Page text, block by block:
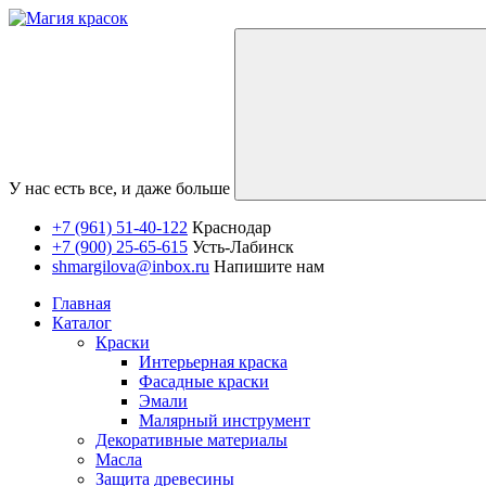
У нас есть все, и даже больше
+7 (961) 51-40-122 Краснодар
+7 (900) 25-65-615 Усть-Лабинск
shmargilova@inbox.ru Напишите нам
Главная
Каталог
Краски
Интерьерная краска
Фасадные краски
Эмали
Малярный инструмент
Декоративные материалы
Масла
Защита древесины